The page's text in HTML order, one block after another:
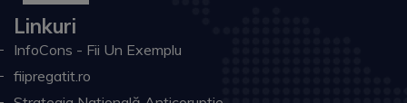
Linkuri
InfoCons - Fii Un Exemplu
fiipregatit.ro